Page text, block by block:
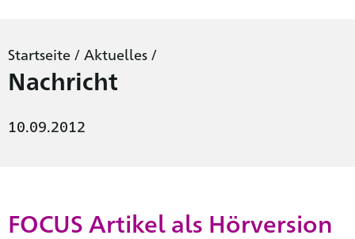
Startseite / Aktuelles /
Nachricht
10.09.2012
FOCUS Artikel als Hörversion